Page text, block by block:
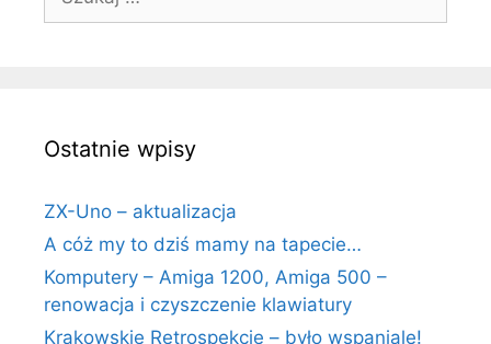
Ostatnie wpisy
ZX-Uno – aktualizacja
A cóż my to dziś mamy na tapecie…
Komputery – Amiga 1200, Amiga 500 –
renowacja i czyszczenie klawiatury
Krakowskie Retrospekcje – było wspaniale!